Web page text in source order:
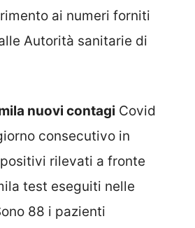
ai numeri forniti
Autorità sanitarie di
nuovi contagi Covid
consecutivo in
rilevati a fronte
test eseguiti nelle
88 i pazienti